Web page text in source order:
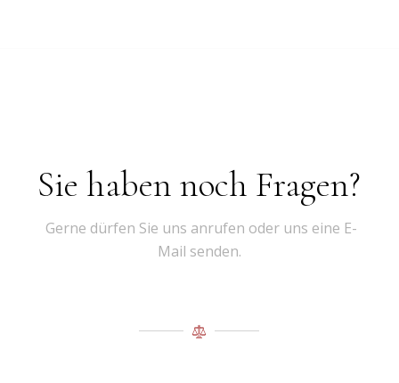
Sie haben noch Fragen?
Gerne dürfen Sie uns anrufen oder uns eine E-
Mail senden.